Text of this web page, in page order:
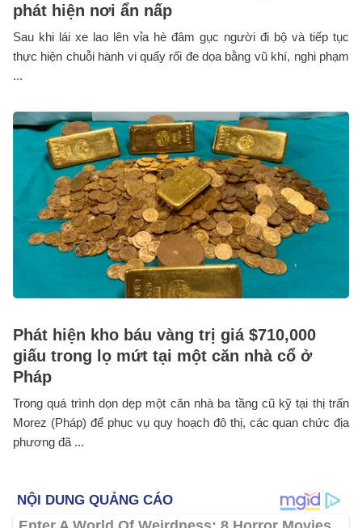
phát hiện nơi ẩn nấp
Sau khi lái xe lao lên vỉa hè đâm gục người đi bộ và tiếp tục
thực hiện chuỗi hành vi quấy rối đe dọa bằng vũ khí, nghi phạm
...
Phát hiện kho báu vàng trị giá $710,000
giấu trong lọ mứt tại một căn nhà cổ ở
Pháp
Trong quá trình dọn dẹp một căn nhà ba tầng cũ kỹ tại thị trấn
Morez (Pháp) để phục vụ quy hoạch đô thị, các quan chức địa
phương đã ...